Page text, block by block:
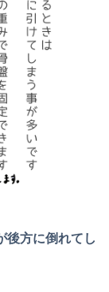
後方に倒れてし